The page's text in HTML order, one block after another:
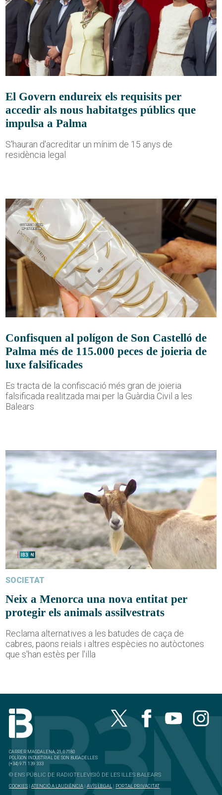
El Govern endureix els requisits per
accedir als nous habitatges públics que
impulsa a Palma
S'hauran d'acreditar un mínim de 15 anys de
residència legal
Confisquen al polígon de Son Castelló de
Palma més de 115.000 peces de joieria de
luxe falsificades
Es tracta de la confiscació més gran de joieria
falsificada realitzada mai per la Guàrdia Civil a les
Balears
SOCIETAT
Neix a Menorca una nova entitat per
protegir els animals assilvestrats
Reclama alternatives a les batudes de caça de
cabres, paons reials i altres espècies no autòctones
que s'han estès per l'illa
CARRER MAGDALENA, 21, 07180
POLÍGON INDUSTRIAL DE SON BUGADELLES
(+34) 971 139 333
© ENS PÚBLIC DE RADIOTELEVISIÓ DE LES ILLES BALEARS
COOKIES |ATENCIÓ A L'AUDIÈNCIA |AVÍS LEGAL | PORTAL PRIVACITAT